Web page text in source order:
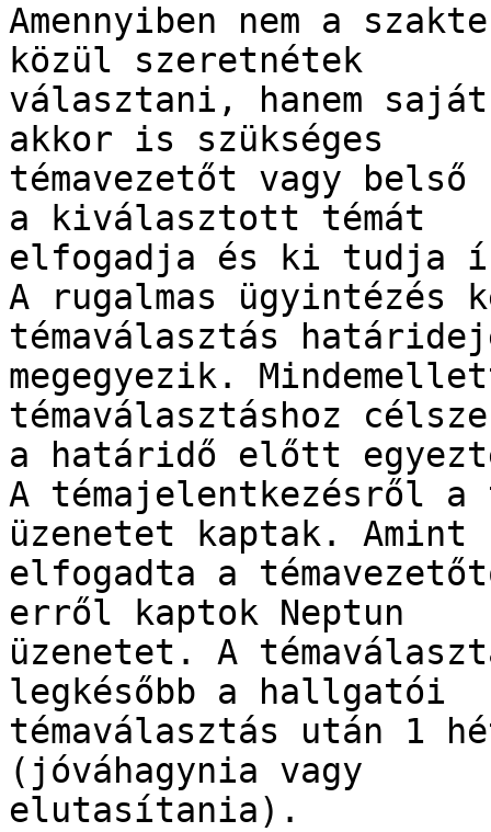
Amennyiben nem a
közül szeretnétek
választani, hanem
akkor is szükséges
témavezetőt vagy
a kiválasztott témát
elfogadja és ki tudja
A rugalmas ügyintézés
témaválasztás
megegyezik.
témaválasztáshoz
a határidő előtt
A témajelentkezésről a
üzenetet kaptak. Amint
elfogadta a
erről kaptok Neptun
üzenetet. A
legkésőbb a hallgatói
témaválasztás után 1
(jóváhagynia vagy
elutasítania).